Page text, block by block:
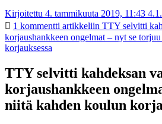
Kirjoitettu 4. tammikuuta 2019, 11:43
1 kommentti artikkeliin TTY selvitti
korjaushankkeen ongelmat – nyt se
korjauksessa
TTY selvitti kahdeksan
korjaushankkeen
niitä kahden koulun